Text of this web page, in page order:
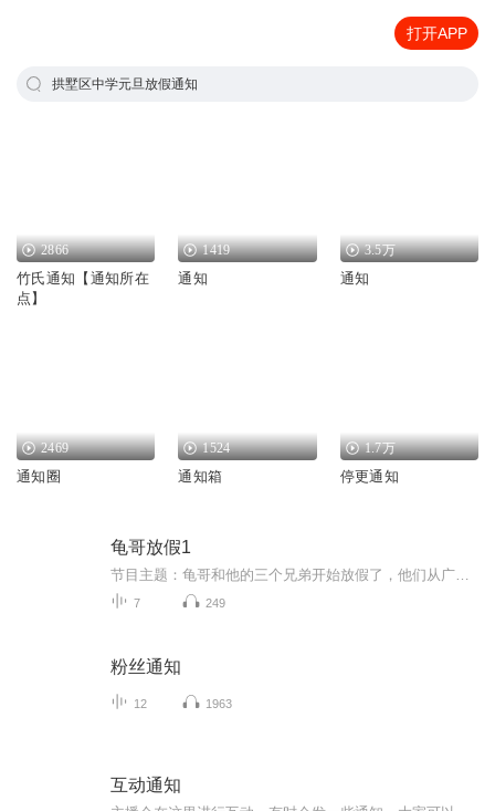
打开APP
拱墅区中学元旦放假通知
2866
竹氏通知【通知所在
点】
1419
通知
3.5万
通知
2469
通知圈
1524
通知箱
1.7万
停更通知
龟哥放假1
7 249
粉丝通知
12 1963
互动通知